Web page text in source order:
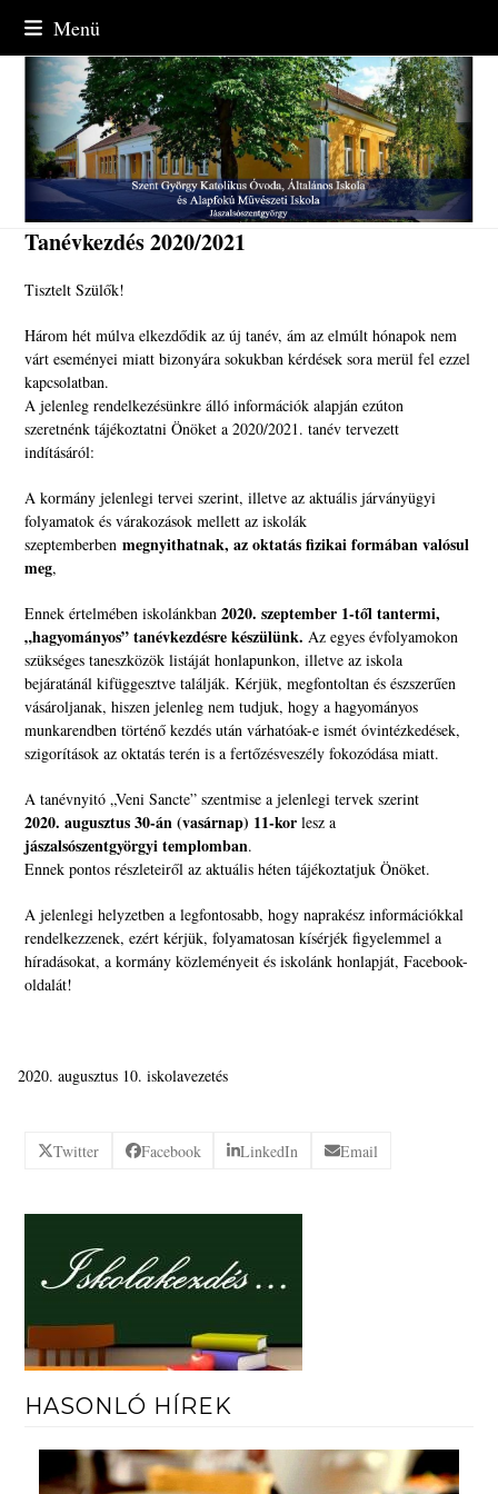
content
Menü
Tanévkezdés 2020/2021
Tisztelt Szülők!
Három hét múlva elkezdődik az új tanév, ám az elmúlt hónapok nem
várt eseményei miatt bizonyára sokukban kérdések sora merül fel ezzel
kapcsolatban.
A jelenleg rendelkezésünkre álló információk alapján ezúton
szeretnénk tájékoztatni Önöket a 2020/2021. tanév tervezett
indításáról:
A kormány jelenlegi tervei szerint, illetve az aktuális járványügyi
folyamatok és várakozások mellett az iskolák
szeptemberbenmegnyithatnak, az oktatás fizikai formában valósul
meg,
Ennek értelmében iskolánkban 2020. szeptember 1-től tantermi,
„hagyományos” tanévkezdésre készülünk. Az egyes évfolyamokon
szükséges taneszközök listáját honlapunkon, illetve az iskola
bejáratánál kifüggesztve találják. Kérjük, megfontoltan és észszerűen
vásároljanak, hiszen jelenleg nem tudjuk, hogy a hagyományos
munkarendben történő kezdés után várhatóak-e ismét óvintézkedések,
szigorítások az oktatás terén is a fertőzésveszély fokozódása miatt.
A tanévnyitó „Veni Sancte” szentmise a jelenlegi tervek szerint
2020. augusztus 30-án (vasárnap) 11-kor lesz a
jászalsószentgyörgyi templomban.
Ennek pontos részleteiről az aktuális héten tájékoztatjuk Önöket.
A jelenlegi helyzetben a legfontosabb, hogy naprakész információkkal
rendelkezzenek, ezért kérjük, folyamatosan kísérjék figyelemmel a
híradásokat, a kormány közleményeit és iskolánk honlapját, Facebook-
oldalát!
augusztus 10. iskolavezetés
Twitter Facebook LinkedIn Email
HASONLÓ HÍREK